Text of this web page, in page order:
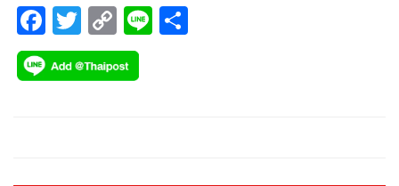
F
ac
e
T
wi
tt
C
o
p
Li